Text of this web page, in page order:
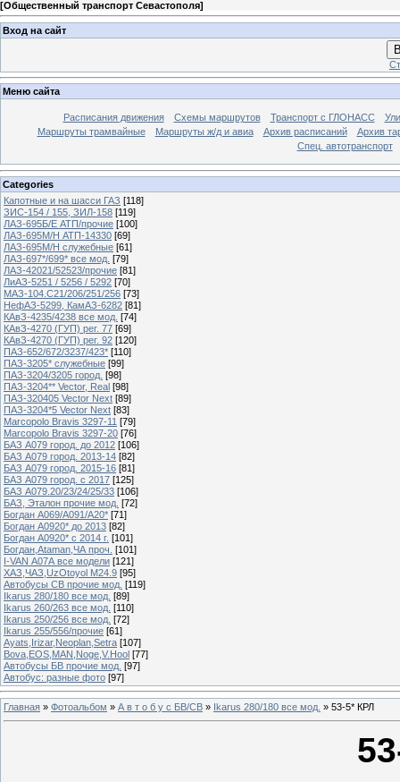
[Общественный транспорт Севастополя]
Вход на сайт
Меню сайта
Расписания движения Схемы маршрутов Транспорт с ГЛОНАСС
Маршруты трамвайные
Маршруты ж/д и авиа Архив расписаний
Архив
Спец. автотранспорт
Categories
Капотные и на шасси ГАЗ [118]
ЗИС-154 / 155, ЗИЛ-158 [119]
ЛАЗ-695Б/Е АТП/прочие [100]
ЛАЗ-695М/Н АТП-14330 [69]
ЛАЗ-695М/Н служебные [61]
ЛАЗ-697*/699* все мод. [79]
ЛАЗ-42021/52523/прочие [81]
ЛиАЗ-5251 / 5256 / 5292 [70]
МАЗ-104.C21/206/251/256 [73]
НефАЗ-5299, КамАЗ-6282 [81]
КАвЗ-4235/4238 все мод. [74]
КАвЗ-4270 (ГУП) рег. 77 [69]
КАвЗ-4270 (ГУП) рег. 92 [120]
ПАЗ-652/672/3237/423* [110]
ПАЗ-3205* служебные [99]
ПАЗ-3204/3205 город. [98]
ПАЗ-3204** Vector, Real [98]
ПАЗ-320405 Vector Next [89]
ПАЗ-3204*5 Vector Next [83]
Marcopolo Bravis 3297-11 [79]
Marcopolo Bravis 3297-20 [76]
БАЗ А079 город. до 2012 [106]
БАЗ А079 город. 2013-14 [82]
БАЗ А079 город. 2015-16 [81]
БАЗ А079 город. с 2017 [125]
БАЗ А079.20/23/24/25/33 [106]
БАЗ, Эталон прочие мод. [72]
Богдан А069/А091/А20* [71]
Богдан А0920* до 2013 [82]
Богдан А0920* с 2014 г. [101]
Богдан,Ataman,ЧА проч. [101]
I-VAN А07А все модели [121]
ХАЗ,ЧАЗ,UzOtoyol M24.9 [95]
Автобусы СВ прочие мод. [119]
Ikarus 280/180 все мод. [89]
Ikarus 260/263 все мод. [110]
Ikarus 250/256 все мод. [72]
Ikarus 255/556/прочие [61]
Ayats,Irizar,Neoplan,Setra [107]
Bova,EOS,MAN,Noge,V.Hool [77]
Автобусы БВ прочие мод. [97]
Автобус: разные фото [97]
Главная » Фотоальбом » А в т о б у с БВ/СВ » Ikarus 280/180 все мод. » 53-5* КРЛ